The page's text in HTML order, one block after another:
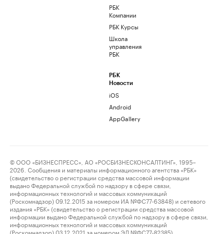
РБК
Компании
РБК Курсы
Школа
управления
РБК
РБК
Новости
iOS
Android
AppGallery
© ООО «БИЗНЕСПРЕСС», АО «РОСБИЗНЕСКОНСАЛТИНГ», 1995–
2026. Сообщения и материалы информационного агентства «РБК»
(свидетельство о регистрации средства массовой информации
выдано Федеральной службой по надзору в сфере связи,
информационных технологий и массовых коммуникаций
(Роскомнадзор) 09.12.2015 за номером ИА №ФС77-63848) и сетевого
издания «РБК» (свидетельство о регистрации средства массовой
информации выдано Федеральной службой по надзору в сфере связи,
информационных технологий и массовых коммуникаций
(Роскомнадзор) 03.12.2021 за номером ЭЛ №ФС77-82385)